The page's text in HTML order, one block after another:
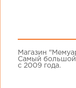
Магазин
Самый большой
с 2009 года.